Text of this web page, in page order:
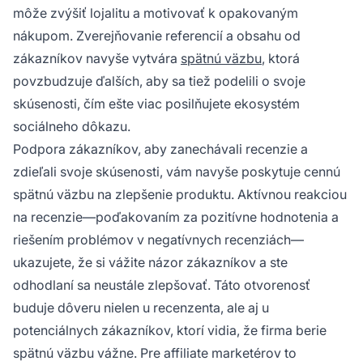
môže zvýšiť lojalitu a motivovať k opakovaným
nákupom. Zverejňovanie referencií a obsahu od
zákazníkov navyše vytvára spätnú väzbu, ktorá
povzbudzuje ďalších, aby sa tiež podelili o svoje
skúsenosti, čím ešte viac posilňujete ekosystém
sociálneho dôkazu.
Podpora zákazníkov, aby zanechávali recenzie a
zdieľali svoje skúsenosti, vám navyše poskytuje cennú
spätnú väzbu na zlepšenie produktu. Aktívnou reakciou
na recenzie—poďakovaním za pozitívne hodnotenia a
riešením problémov v negatívnych recenziách—
ukazujete, že si vážite názor zákazníkov a ste
odhodlaní sa neustále zlepšovať. Táto otvorenosť
buduje dôveru nielen u recenzenta, ale aj u
potenciálnych zákazníkov, ktorí vidia, že firma berie
spätnú väzbu vážne. Pre affiliate marketérov to